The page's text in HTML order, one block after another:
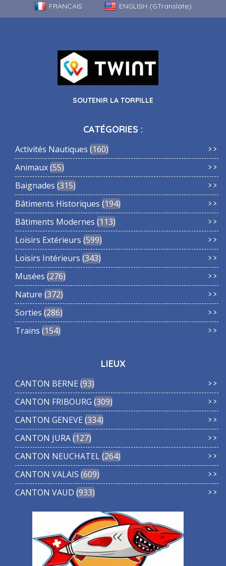
FRANCAIS
ENGLISH (GTranslate)
SOUTENIR LA TORPILLE
CATÉGORIES :
Activités Nautiques 160
Animaux 55
Baignades 315
Bâtiments Historiques 194
Bâtiments Modernes 113
Loisirs Extérieurs 599
Loisirs Intérieurs 343
Musées 276
Nature 372
Sorties 286
Trains 154
LIEUX
CANTON BERNE 93
CANTON FRIBOURG 309
CANTON GENEVE 334
CANTON JURA 127
CANTON NEUCHATEL 264
CANTON VALAIS 609
CANTON VAUD 933